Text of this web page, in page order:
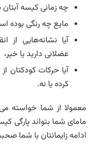
چه زمانی کیسه
مایع چه رنگی بوده
آیا نشانه‌هایی از
عضلانی دارید یا خیر،
آیا حرکات کودکتان
کرده یا نه.
معمولا از شما خواسته
مامای شما بتواند پارگی
ادامه زایمانتان با شما